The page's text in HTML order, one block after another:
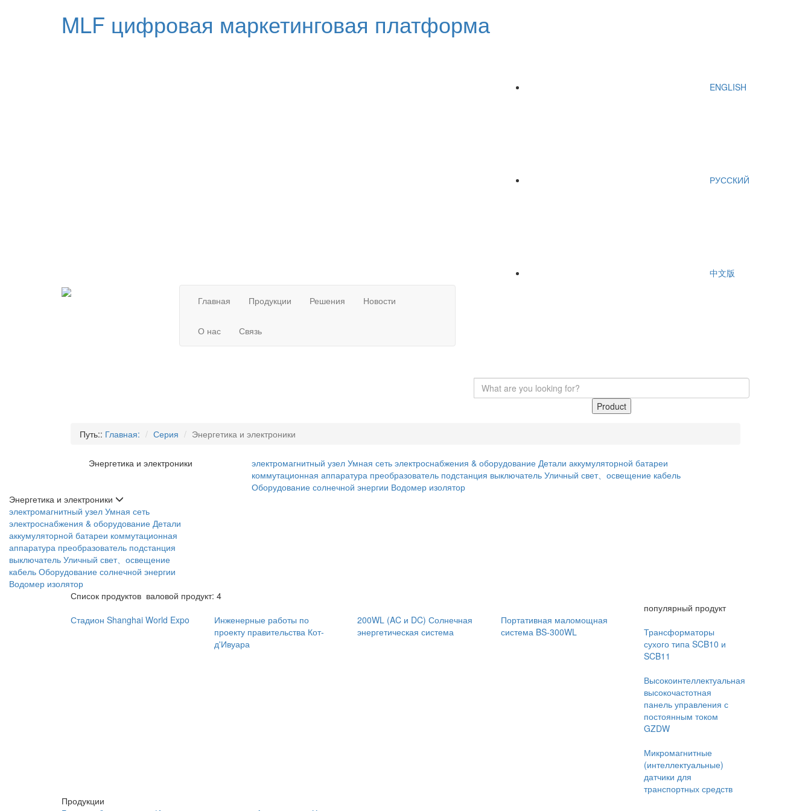
MLF цифровая маркетинговая платформа
ENGLISH
РУССКИЙ
中文版
Главная Продукции Решения Новости
О нас Связь
Product
Путь:: Главная: Серия Энергетика и электроники
Энергетика и электроники электромагнитный узел Умная сеть электроснабжения & оборудование Детали аккумуляторной батареи
коммутационная аппаратура преобразователь подстанция выключатель Уличный свет、освещение кабель
Оборудование солнечной энергии Водомер изолятор
Энергетика и электроники
электромагнитный узел Умная сеть
электроснабжения & оборудование Детали
аккумуляторной батареи коммутационная
аппаратура преобразователь подстанция
выключатель Уличный свет、освещение
кабель Оборудование солнечной энергии
Водомер изолятор
Список продуктов валовой продукт: 4
Стадион Shanghai World Expo
Инженерные работы по
проекту правительства Кот-
д'Ивуара
200WL (AC и DC) Солнечная
энергетическая система
Портативная маломощная
система BS-300WL
популярный продукт
Трансформаторы
сухого типа SCB10 и
SCB11
Высокоинтеллектуальная
высокочастотная
панель управления с
постоянным током
GZDW
Микромагнитные
(интеллектуальные)
датчики для
транспортных средств
Продукции